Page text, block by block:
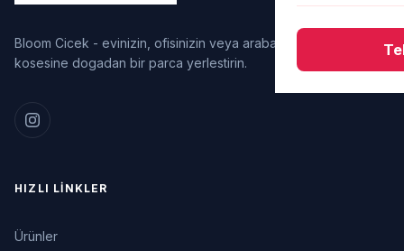
Bloom Cicek - evinizin, ofisinizin veya arabanizin bir
kosesine dogadan bir parca yerlestirin.
HIZLI LINKLER
Ürünler